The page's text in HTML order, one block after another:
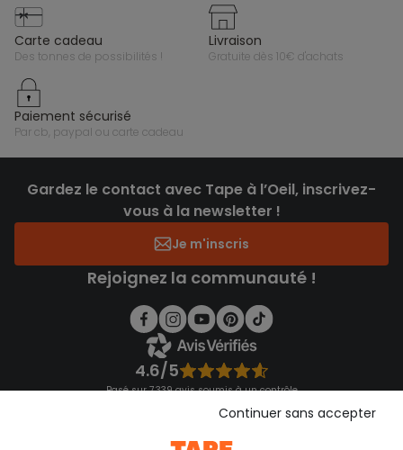
carte cadeau
des tonnes de possibilités !
livraison
gratuite dès 10€ d'achats
paiement sécurisé
par cb, paypal ou carte cadeau
Gardez le contact avec Tape à l’Oeil, inscrivez-
vous à la newsletter !
Je m'inscris
Rejoignez la communauté !
4.6/5
Basé sur 7 339 avis soumis à un contrôle
Consulter les CGUContinuer sans accepter